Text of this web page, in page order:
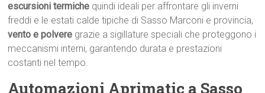
escursioni termiche quindi ideali per affrontare gli inverni
freddi e le estati calde tipiche di Sasso Marconi e provincia,
vento e polvere grazie a sigillature speciali che proteggono i
meccanismi interni, garantendo durata e prestazioni
costanti nel tempo.
Automazioni Aprimatic a Sasso